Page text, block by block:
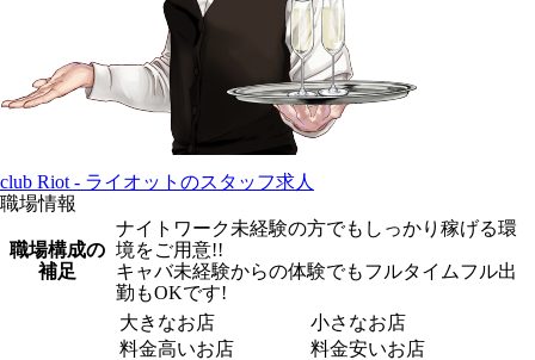
club Riot - ライオットのスタッフ求人
職場情報
職場構成の
補足
ナイトワーク未経験の方でもしっかり稼げる環
境をご用意!!
キャバ未経験からの体験でもフルタイムフル出
勤もOKです!
大きなお店
小さなお店
料金高いお店
料金安いお店